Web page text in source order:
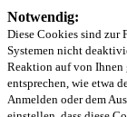
Notwendig:
Diese Cookies sind zur
Systemen nicht
Reaktion auf von Ihnen
entsprechen, wie etwa
Anmelden oder dem